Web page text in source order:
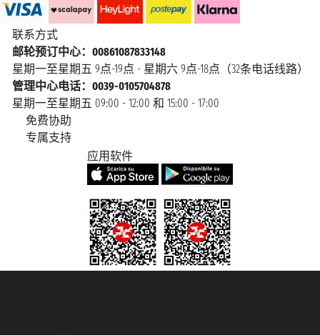
联系方式
邮轮预订中心：00861087833148
星期一至星期五 9点-19点 - 星期六 9点-18点（32条电话线路）
管理中心电话：0039-0105704878
星期一至星期五 09:00 - 12:00 和 15:00 - 17:00
免费协助
专属支持
应用软件